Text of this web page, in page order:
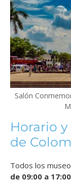
Salón
Horario
de
Todos los
de 09:00 a